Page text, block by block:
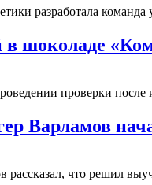
разработала
шоколаде
проверки
Варламов
что решил